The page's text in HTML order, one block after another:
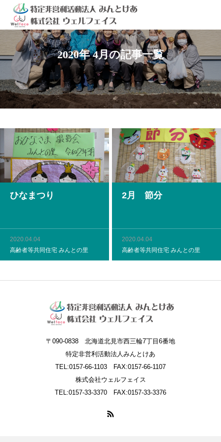
2020年 4月の記事一覧
ひなまつり
2020.04.04
高齢者等共同住宅 みんとの里
2月 節分
2020.04.04
高齢者等共同住宅 みんとの里
〒090-0838 北海道北見市西三輪7丁目6番地
特定非営利活動法人みんとけあ
TEL:0157-66-1103 FAX:0157-66-1107
株式会社ウェルフェイス
TEL:0157-33-3370 FAX:0157-33-3376